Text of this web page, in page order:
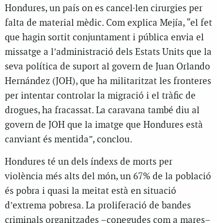
Hondures, un país on es cancel·len cirurgies per
falta de material mèdic. Com explica Mejía, “el fet
que hagin sortit conjuntament i pública envia el
missatge a l’administració dels Estats Units que la
seva política de suport al govern de Juan Orlando
Hernández (JOH), que ha militaritzat les fronteres
per intentar controlar la migració i el tràfic de
drogues, ha fracassat. La caravana també diu al
govern de JOH que la imatge que Hondures està
canviant és mentida”, conclou.
Hondures té un dels índexs de morts per
violència més alts del món, un 67% de la població
és pobra i quasi la meitat està en situació
d’extrema pobresa. La proliferació de bandes
criminals organitzades –conegudes com a mares–